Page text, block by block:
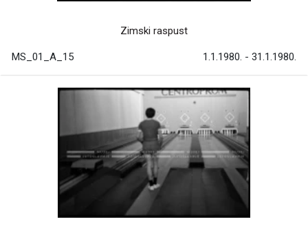
Zimski raspust
MS_01_A_15 1.1.1980. - 31.1.1980.